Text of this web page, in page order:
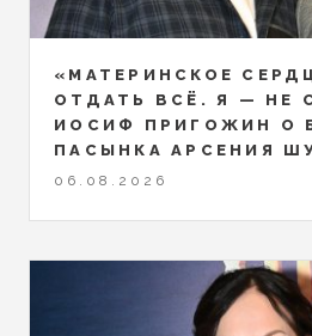
«МАТЕРИНСКОЕ
ОТДАТЬ ВСЁ. Я — НЕ
ИОСИФ ПРИГОЖИН О
ПАСЫНКА АРСЕНИЯ
06.08.2026